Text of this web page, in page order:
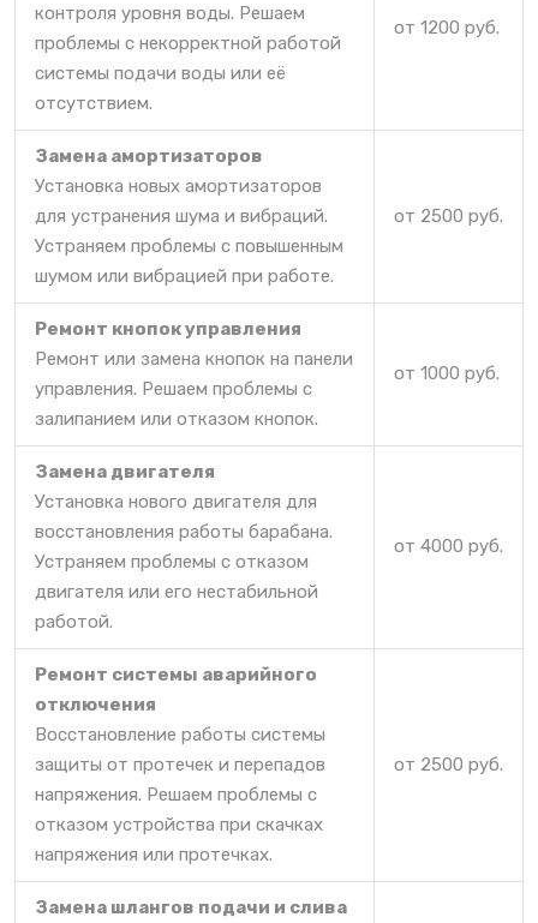
контроля уровня воды. Решаем
проблемы с некорректной работой
системы подачи воды или её
отсутствием.
от 1200 руб.
Замена амортизаторов
Установка новых амортизаторов
для устранения шума и вибраций.
Устраняем проблемы с повышенным
шумом или вибрацией при работе.
от 2500 руб.
Ремонт кнопок управления
Ремонт или замена кнопок на панели
управления. Решаем проблемы с
залипанием или отказом кнопок.
от 1000 руб.
Замена двигателя
Установка нового двигателя для
восстановления работы барабана.
Устраняем проблемы с отказом
двигателя или его нестабильной
работой.
от 4000 руб.
Ремонт системы аварийного
отключения
Восстановление работы системы
защиты от протечек и перепадов
напряжения. Решаем проблемы с
отказом устройства при скачках
напряжения или протечках.
от 2500 руб.
Замена шлангов подачи и слива